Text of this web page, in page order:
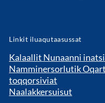
Linkit iluaqutaasussat
Kalaallit Nunaanni
Namminersorlutik
toqqorsiviat
Naalakkersuisut